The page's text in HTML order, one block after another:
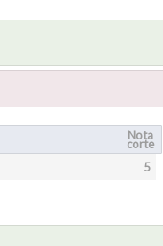
Nota
corte
5